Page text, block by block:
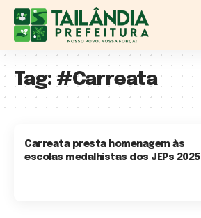
Tag: #Carreata
Carreata presta homenagem às
escolas medalhistas dos JEPs 2025